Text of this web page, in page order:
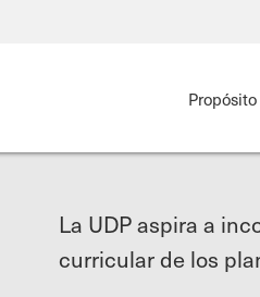
Propósito
La UDP aspira a
curricular de los